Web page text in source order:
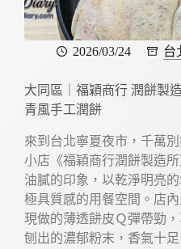
2026/03/24 台
大同區｜福穎商行 潤餅製
青風手工潤餅
來到台北寧夏夜市，千萬
小店《福穎商行潤餅製造
油膩的印象，以乾淨明亮
極具質感的用餐空間。店
現做的薄透餅皮Ｑ彈帶勁
刨出的濃郁粉末，香氣十